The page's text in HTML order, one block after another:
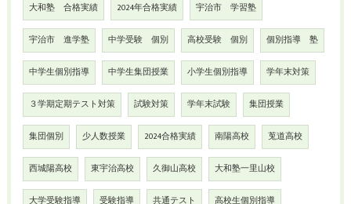
大和塾 合格実績 2024年合格実績 宇治市 学習塾
宇治市 進学塾 中学受験 個別 高校受験 個別 個別指導 塾
中学生個別指導 中学生集団授業 小学生個別指導 学年末対策
３学期定期テスト対策 試験対策 学年末試験 集団授業
集団個別 少人数授業 2024合格実績 南陽高校 莵道高校
西城陽高校 東宇治高校 久御山高校 大和塾一里山校
大学受験指導 受験指導 共通テスト 高校生個別指導